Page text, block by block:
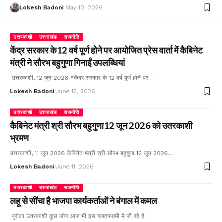
Lokesh Badoni May 10, 2026
उत्तरकाशी उत्तराखंड राजनीति
केंद्र सरकार के 12 वर्ष पूर्ण होने पर आयोजित प्रेस वार्ता में कैबिनेट
मंत्री ने सौरभ बहुगुणा गिनाईं उपलब्धियां
उत्तरकाशी, 12 जून 2026 *केंद्र सरकार के 12 वर्ष पूर्ण होने पर…
Lokesh Badoni June 12, 2026
उत्तरकाशी उत्तराखंड राजनीति
कैबिनेट मंत्री श्री सौरभ बहुगुणा 12 जून 2026 को उतरकाशी
भ्रमण
उत्तरकाशी, 11 जून 2026 कैबिनेट मंत्री श्री सौरभ बहुगुणा 12 जून 2026…
Lokesh Badoni June 11, 2026
उत्तरकाशी उत्तराखंड राजनीति
लहू से सींचा है भाजपा कार्यकर्ताओं ने बंगाल में कमल
पुरोला उतरकाशी कुछ लोग आज भी इस गलतफहमी में जी रहे हैं…